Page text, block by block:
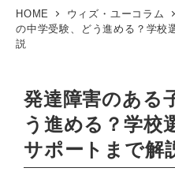
移
動
HOME ウィズ・ユーコラム
の中学受験、どう進める？学校
説
発達障害のある
う進める？学校
サポートまで解